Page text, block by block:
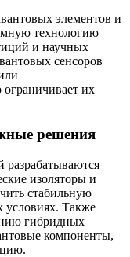
элементов и
технологию
и научных
сенсоров
их
решения
разрабатываются
изоляторы и
стабильную
условиях. Также
гибридных
компоненты,